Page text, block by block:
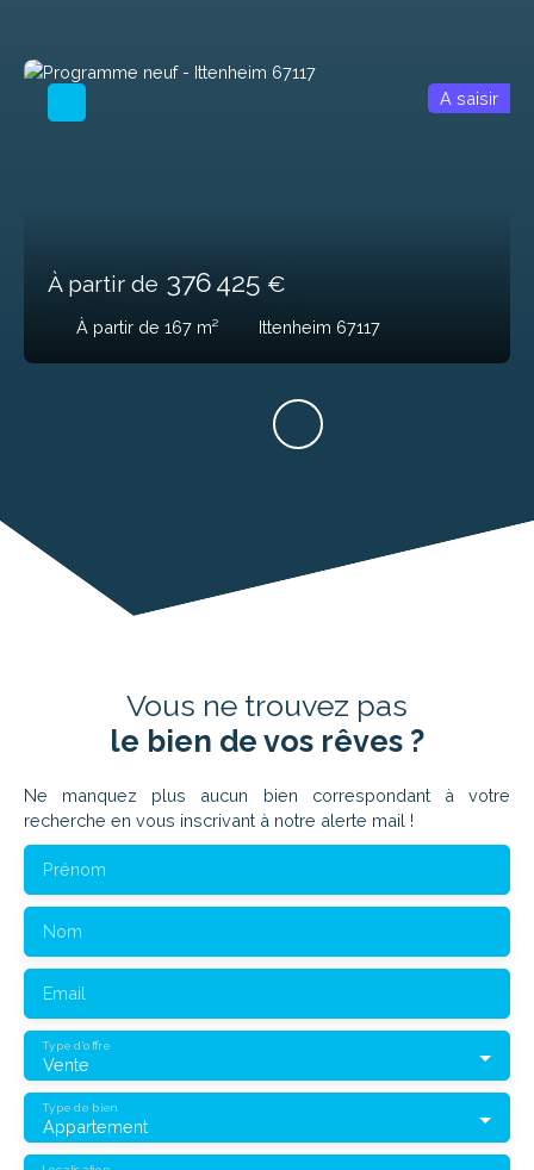
À partir de 376 425 €
À partir de 167 m² Ittenheim 67117
A saisir
Vous ne trouvez pas
le bien de vos rêves ?
Ne manquez plus aucun bien correspondant à votre
recherche en vous inscrivant à notre alerte mail !
Prénom
Nom
Email
Vente
Type d'offre
Appartement
Type de bien